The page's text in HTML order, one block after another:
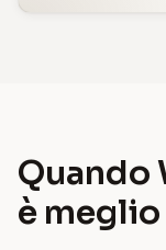
Quando
è meglio